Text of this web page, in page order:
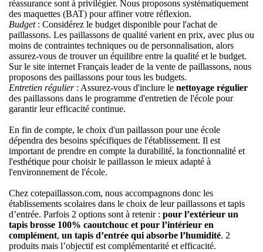
réassurance sont à privilégier. Nous proposons systématiquement
des maquettes (BAT) pour affiner votre réflexion.
Budget: Considérez le budget disponible pour l'achat de
paillassons. Les paillassons de qualité varient en prix, avec plus ou
moins de contraintes techniques ou de personnalisation, alors
assurez-vous de trouver un équilibre entre la qualité et le budget.
Sur le site internet Français leader de la vente de paillassons, nous
proposons des paillassons pour tous les budgets.
Entretien régulier: Assurez-vous d'inclure le nettoyage régulier
des paillassons dans le programme d'entretien de l'école pour
garantir leur efficacité continue.
En fin de compte, le choix d'un paillasson pour une école
dépendra des besoins spécifiques de l'établissement. Il est
important de prendre en compte la durabilité, la fonctionnalité et
l'esthétique pour choisir le paillasson le mieux adapté à
l'environnement de l'école.
Chez cotepaillasson.com, nous accompagnons donc les
établissements scolaires dans le choix de leur paillassons et tapis
d’entrée. Parfois 2 options sont à retenir : pour l’extérieur un
tapis brosse 100% caoutchouc et pour l’intérieur en
complément, un tapis d’entrée qui absorbe l’humidité. 2
produits mais l’objectif est complémentarité et efficacité.